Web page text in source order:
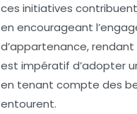
ces initiatives
en encourageant l’
d’appartenance, rendant
est impératif d’adopter
en tenant compte des
entourent.